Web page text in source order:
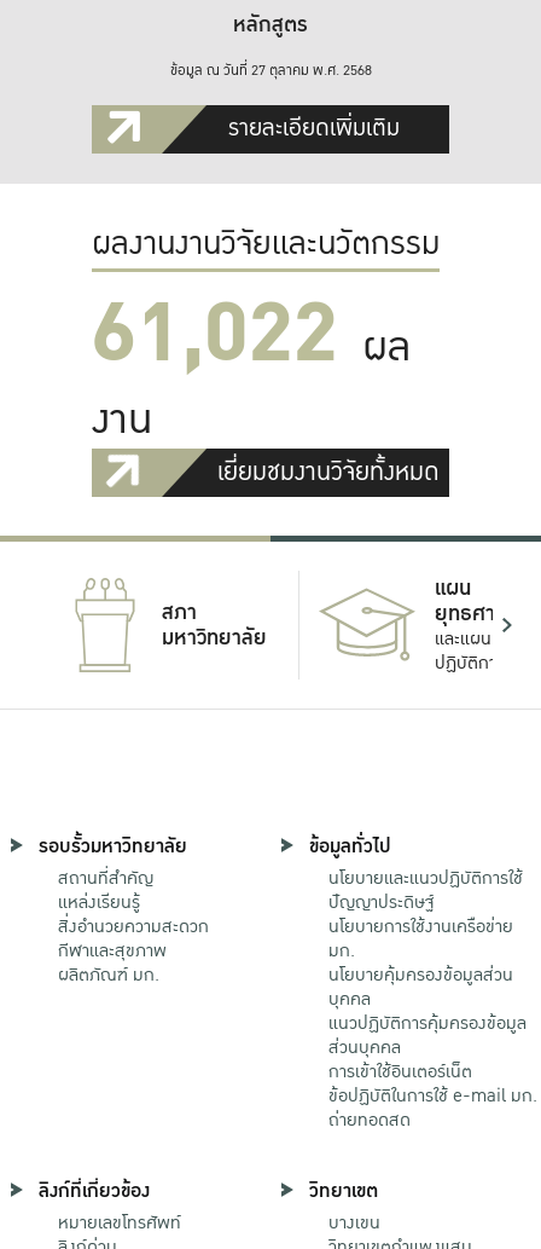
หลักสูตร
ข้อมูล ณ วันที่ 27 ตุลาคม พ.ศ. 2568
รายละเอียดเพิ่มเติม
ผลงานงานวิจัยและนวัตกรรม
61,022 ผล
งาน
เยี่ยมชมงานวิจัยทั้งหมด
สภา
มหาวิทยาลัย
แผน
ยุทธศาสตร์
และแผน
ปฏิบัติการ
รอบรั้วมหาวิทยาลัย
สถานที่สำคัญ
แหล่งเรียนรู้
สิ่งอำนวยความสะดวก
กีฬาและสุขภาพ
ผลิตภัณฑ์ มก.
ข้อมูลทั่วไป
นโยบายและแนวปฏิบัติการใช้
ปัญญาประดิษฐ์
นโยบายการใช้งานเครือข่าย
มก.
นโยบายคุ้มครองข้อมูลส่วน
บุคคล
แนวปฏิบัติการคุ้มครองข้อมูล
ส่วนบุคคล
การเข้าใช้อินเตอร์เน็ต
ข้อปฏิบัติในการใช้ e-mail มก.
ถ่ายทอดสด
ลิงก์ที่เกี่ยวข้อง
หมายเลขโทรศัพท์
วิทยาเขต
บางเขน